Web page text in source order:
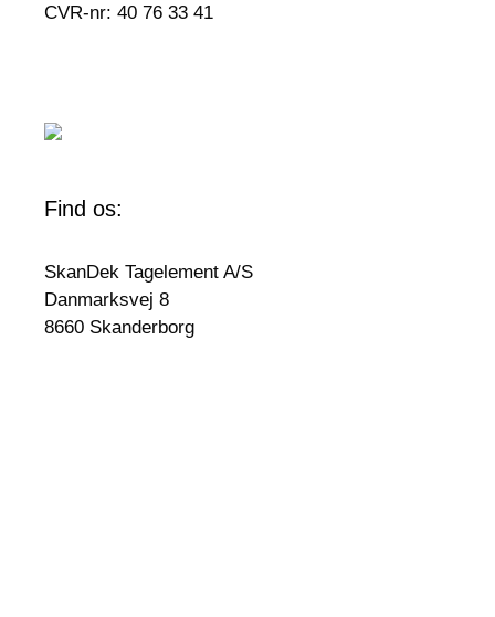
CVR-nr: 40 76 33 41
Find os:
SkanDek Tagelement A/S
Danmarksvej 8
8660 Skanderborg